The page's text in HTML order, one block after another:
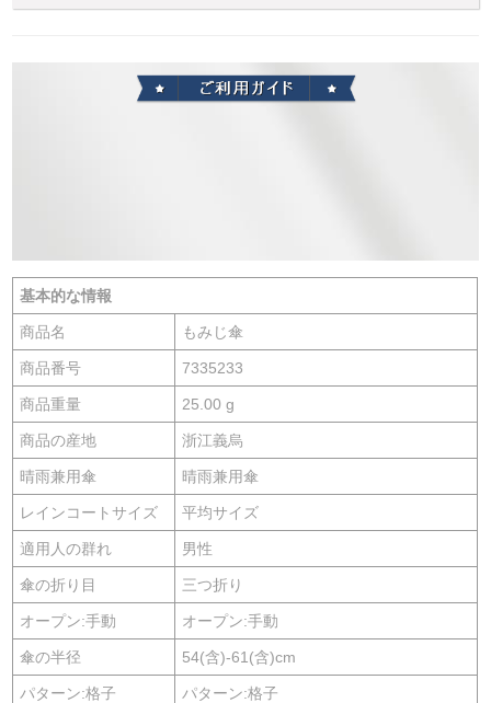
基本的な情報
商品名 もみじ傘
商品番号 7335233
商品重量 25.00 g
商品の産地 浙江義烏
晴雨兼用傘 晴雨兼用傘
レインコートサイズ 平均サイズ
適用人の群れ 男性
傘の折り目 三つ折り
オープン:手動 オープン:手動
傘の半径 54(含)-61(含)cm
パターン:格子 パターン:格子